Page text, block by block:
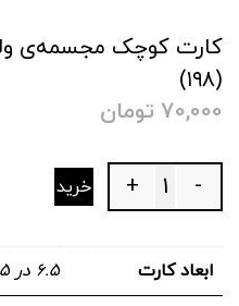
کارت کوچک مجسمه‌ی
(۱۹۸)
70,000 تومان
Quantity -
+ خرید
ابعاد کارت ۶.۵ در ۸.۵ سانتیمتر